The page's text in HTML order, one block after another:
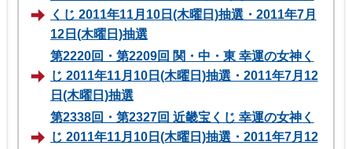
くじ 2011年11月10日(木曜日)抽選・2011年7月
12日(木曜日)抽選
第2220回・第2209回 関・中・東 幸運の女神く
じ 2011年11月10日(木曜日)抽選・2011年7月12
日(木曜日)抽選
第2338回・第2327回 近畿宝くじ 幸運の女神く
じ 2011年11月10日(木曜日)抽選・2011年7月12